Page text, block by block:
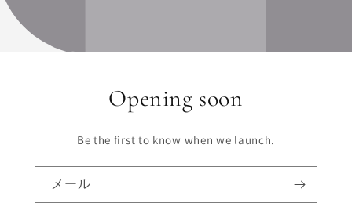
Opening soon
Be the first to know when we launch.
メール